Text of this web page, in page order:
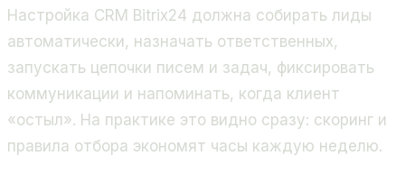
Настройка CRM Bitrix24 должна собирать лиды
автоматически, назначать ответственных,
запускать цепочки писем и задач, фиксировать
коммуникации и напоминать, когда клиент
«остыл». На практике это видно сразу: скоринг и
правила отбора экономят часы каждую неделю.